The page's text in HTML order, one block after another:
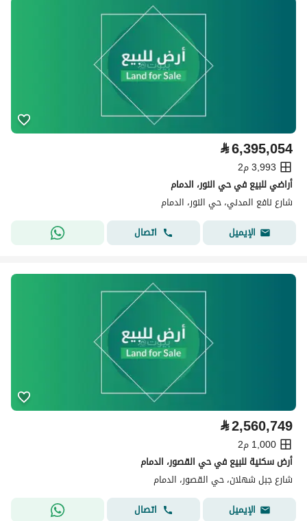
⃁6,395,054
3,993 م2
أراضي للبيع في حي النور، الدمام
شارع نافع المدني، حي النور، الدمام
الإيميل
اتصال
⃁2,560,749
1,000 م2
أرض سكنية للبيع في حي القصور، الدمام
شارع جبل شهلان، حي القصور، الدمام
الإيميل
اتصال